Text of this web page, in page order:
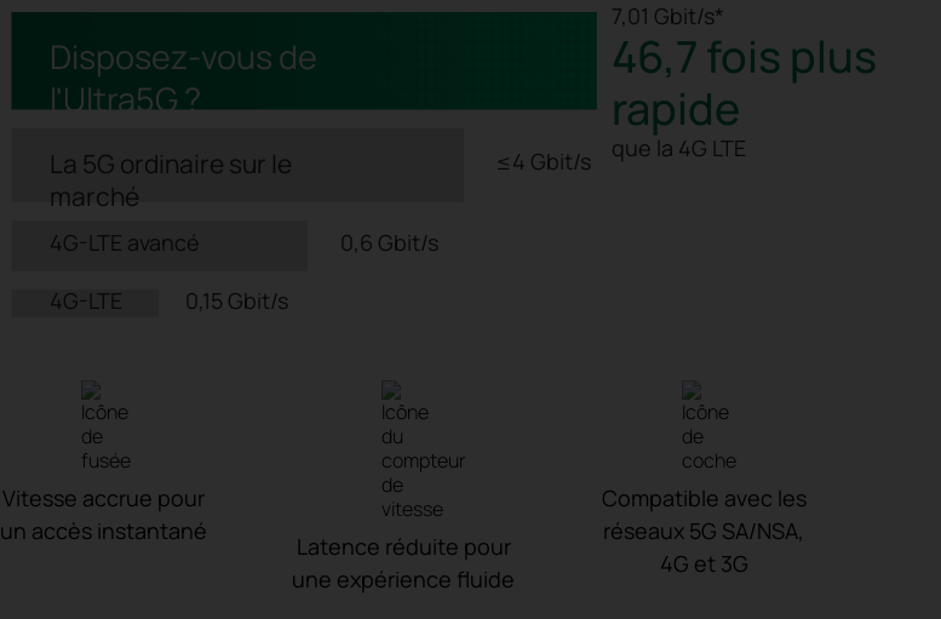
Disposez-vous de
l'Ultra5G ?
7,01 Gbit/s*
46,7 fois plus
rapide
que la 4G LTE
La 5G ordinaire sur le
marché
≤4 Gbit/s
4G-LTE avancé
0,6 Gbit/s
4G-LTE
0,15 Gbit/s
Vitesse accrue pour
un accès instantané
Latence réduite pour
une expérience fluide
Compatible avec les
réseaux 5G SA/NSA,
4G et 3G